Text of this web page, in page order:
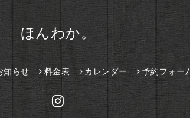
ほんわか。
知らせ 料金表 カレンダー 予約フォー